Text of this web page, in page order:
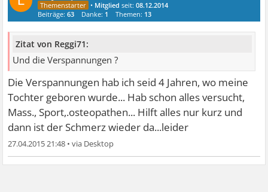
• Mitglied seit:08.12.2014
Beiträge:63 Danke: 1 Themen: 13
Zitat von Reggi71:
Und die Verspannungen ?
Die Verspannungen hab ich seid 4 Jahren, wo meine
Tochter geboren wurde... Hab schon alles versucht,
Mass., Sport,.osteopathen... Hilft alles nur kurz und
dann ist der Schmerz wieder da...leider
27.04.2015 21:48 •